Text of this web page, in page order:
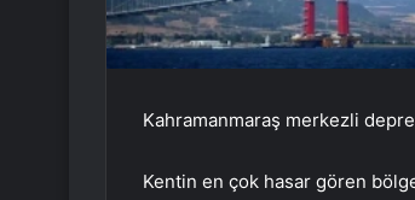
Kahramanmaraş merkezli
Kentin en çok hasar gören